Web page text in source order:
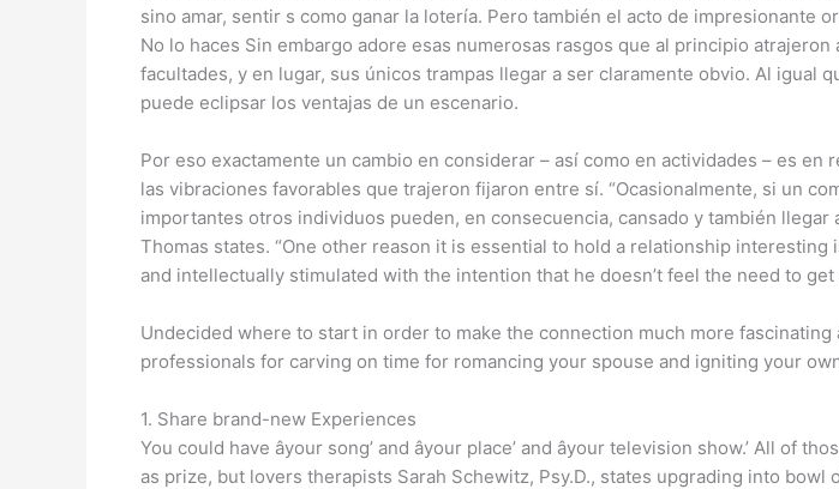
sino amar, sentir s como ganar la lotería. Pero también el acto de impresionante
No lo haces Sin embargo adore esas numerosas rasgos que al principio
facultades, y en lugar, sus únicos trampas llegar a ser claramente obvio. Al igual
puede eclipsar los ventajas de un escenario.
Por eso exactamente un cambio en considerar – así como en actividades – es
las vibraciones favorables que trajeron fijaron entre sí. “Ocasionalmente, si un
importantes otros individuos pueden, en consecuencia, cansado y también
Thomas states. “One other reason it is essential to hold a relationship
and intellectually stimulated with the intention that he doesn’t feel the need to
Undecided where to start in order to make the connection much more fascinating
professionals for carving on time for romancing your spouse and igniting your
1. Share brand-new Experiences
You could have âyour song’ and âyour place’ and âyour television show.’
as prize, but lovers therapists Sarah Schewitz, Psy.D., states upgrading into